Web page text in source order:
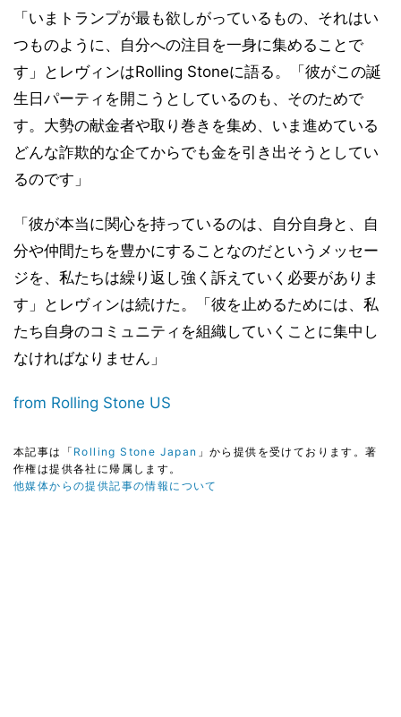
「いまトランプが最も欲しがっているもの、それはい
つものように、自分への注目を一身に集めることで
す」とレヴィンはRolling Stoneに語る。「彼がこの誕
生日パーティを開こうとしているのも、そのためで
す。大勢の献金者や取り巻きを集め、いま進めている
どんな詐欺的な企てからでも金を引き出そうとしてい
るのです」
「彼が本当に関心を持っているのは、自分自身と、自
分や仲間たちを豊かにすることなのだというメッセー
ジを、私たちは繰り返し強く訴えていく必要がありま
す」とレヴィンは続けた。「彼を止めるためには、私
たち自身のコミュニティを組織していくことに集中し
なければなりません」
from Rolling Stone US
本記事は「 Rolling Stone Japan 」から提供を受けております。著
作権は提供各社に帰属します。
他媒体からの提供記事の情報について